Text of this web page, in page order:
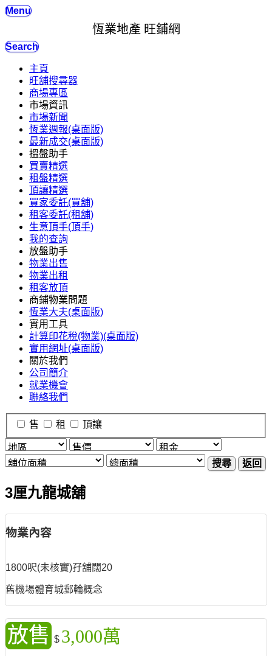
Menu
恆業地產 旺鋪網
Search
主頁
旺舖搜尋器
商場專區
市場資訊
市場新聞
恆業週報(桌面版)
最新成交(桌面版)
搵盤助手
買賣精選
租盤精選
頂讓精選
買家委託(買舖)
租客委託(租舖)
生意頂手(頂手)
我的查詢
放盤助手
物業出售
物業出租
租客放頂
商鋪物業問題
恆業大夫(桌面版)
實用工具
計算印花稅(物業)(桌面版)
實用網址(桌面版)
關於我們
公司簡介
就業機會
聯絡我們
售 租 頂讓
搜尋 返回
3厘九龍城舖
物業內容
1800呎(未核實)孖舖闊20
舊機場體育城郵輪概念
放售 $ 3,000萬